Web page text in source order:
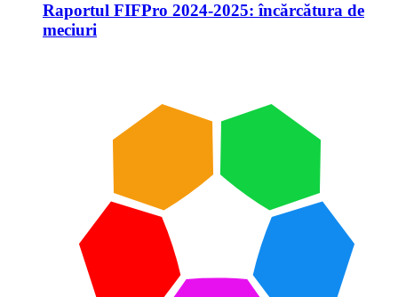
Raportul FIFPro 2024-2025: încărcătura de
meciuri